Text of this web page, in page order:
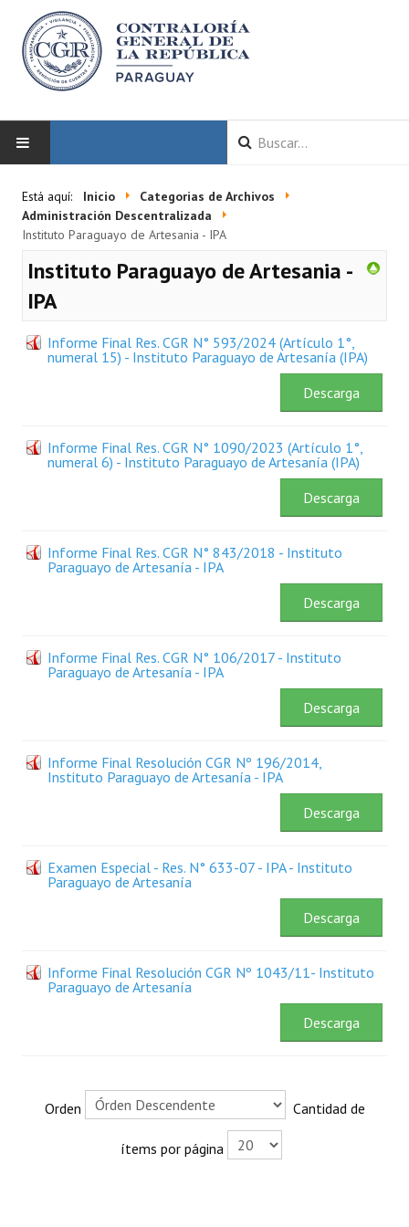
LA CGR
Autoridades
Misión y Visión
Marco Normativo
Sistema de Gestión de Calidad
Resoluciones de Carácter General
ACTIVIDADES DE CONTROL
Rendición de Cuentas de Viáticos
Control de Vehículos del Estado
Informes NRM-mecip2015
ODS
Riesgo Tecnológico
Está aquí: Inicio
Categorias de Archivos
Administración Descentralizada
Instituto Paraguayo de Artesania - IPA
Instituto Paraguayo de Artesania -
IPA
Informe Final Res. CGR N° 593/2024 (Artículo 1°,
numeral 15) - Instituto Paraguayo de Artesanía (IPA)
Descarga
Informe Final Res. CGR N° 1090/2023 (Artículo 1°,
numeral 6) - Instituto Paraguayo de Artesanía (IPA)
Descarga
Informe Final Res. CGR N° 843/2018 - Instituto
Paraguayo de Artesanía - IPA
Descarga
Informe Final Res. CGR N° 106/2017 - Instituto
Paraguayo de Artesanía - IPA
Descarga
Informe Final Resolución CGR Nº 196/2014,
Instituto Paraguayo de Artesanía - IPA
Descarga
Examen Especial - Res. N° 633-07 - IPA - Instituto
Paraguayo de Artesanía
Descarga
Informe Final Resolución CGR Nº 1043/11- Instituto
Paraguayo de Artesanía
Descarga
Orden Cantidad de
ítems por página